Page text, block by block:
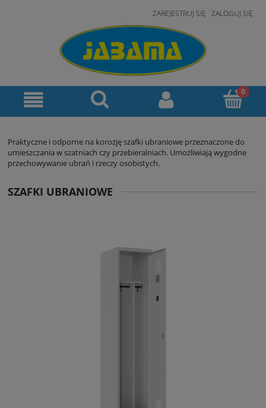
ZAREJESTRUJ SIĘ ZALOGUJ SIĘ
Praktyczne i odporne na korozję szafki ubraniowe przeznaczone do
umieszczania w szatniach czy przebieralniach. Umożliwiają wygodne
przechowywanie ubrań i rzeczy osobistych.
SZAFKI UBRANIOWE